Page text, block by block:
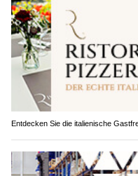
Entdecken Sie die italienische